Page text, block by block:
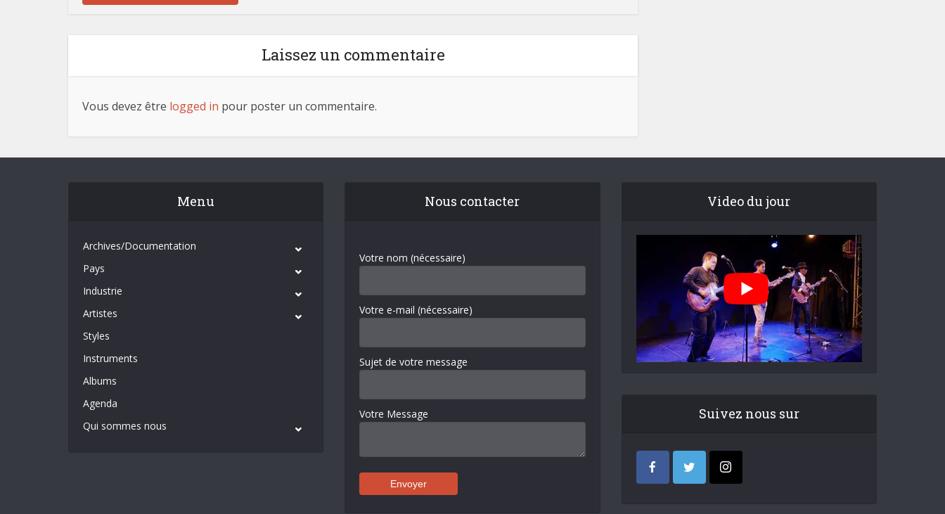
Laissez un commentaire
Vous devez être logged in pour poster un commentaire.
Menu
Archives/Documentation
Pays
Industrie
Artistes
Styles
Instruments
Albums
Agenda
Qui sommes nous
Nous contacter
Votre nom (nécessaire)
Votre e-mail (nécessaire)
Sujet de votre message
Votre Message
Video du jour
Suivez nous sur